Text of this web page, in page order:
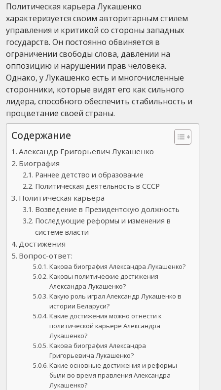
Политическая карьера Лукашенко
характеризуется своим авторитарным стилем
управления и критикой со стороны западных
государств. Он постоянно обвиняется в
ограничении свободы слова, давлении на
оппозицию и нарушении прав человека.
Однако, у Лукашенко есть и многочисленные
сторонники, которые видят его как сильного
лидера, способного обеспечить стабильность и
процветание своей страны.
Содержание
Александр Григорьевич Лукашенко
Биография
Раннее детство и образование
Политическая деятельность в СССР
Политическая карьера
Возведение в Президентскую должность
Последующие реформы и изменения в
системе власти
Достижения
Вопрос-ответ:
Какова биография Александра Лукашенко?
Каковы политические достижения
Александра Лукашенко?
Какую роль играл Александр Лукашенко в
истории Беларуси?
Какие достижения можно отнести к
политической карьере Александра
Лукашенко?
Какова биография Александра
Григорьевича Лукашенко?
Какие основные достижения и реформы
были во время правления Александра
Лукашенко?